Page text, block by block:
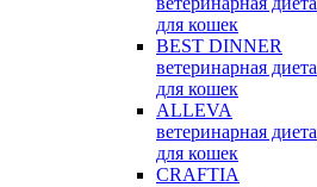
для кошек
BEST DINNER
ветеринарная диета
для кошек
ALLEVA
ветеринарная диета
для кошек
CRAFTIA